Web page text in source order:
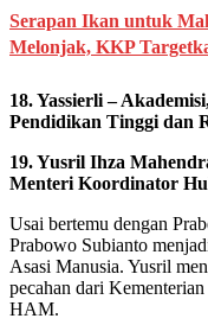
Serapan Ikan untuk
Melonjak, KKP
18. Yassierli –
Pendidikan Tinggi dan
19. Yusril Ihza
Menteri Koordinator
Usai bertemu dengan
Prabowo Subianto
Asasi Manusia. Yusril
pecahan dari
HAM.